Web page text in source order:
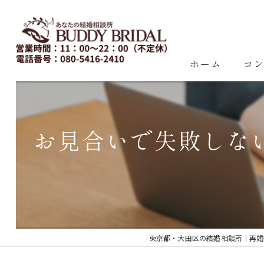
ホーム コ
お見合いで失敗しな
東京都・大田区の結婚相談所｜再